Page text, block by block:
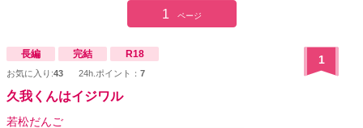
1 ページ
長編 完結 R18
お気に入り:43 24h.ポイント： 7
1
久我くんはイジワル
若松だんご